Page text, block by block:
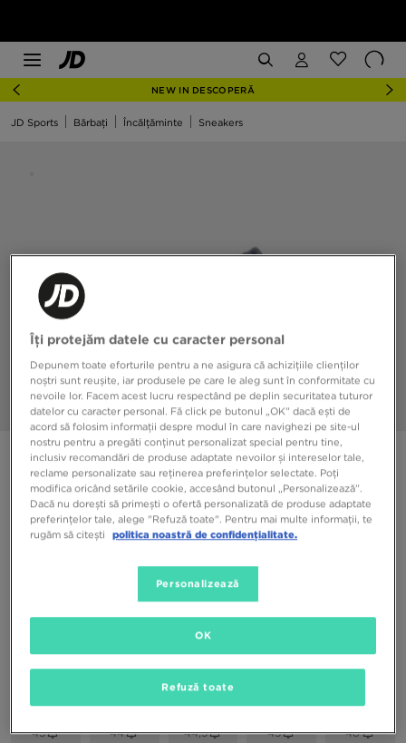
NEW IN DESCOPERĂ
JD Sports Bărbați Încălțăminte Sneakers
LACOSTE CARNABY PRO 124 2 SMA
299,99 RON
41
43 44 44,5 45 46
Îți protejăm datele cu caracter personal
Depunem toate eforturile pentru a ne asigura că achizițiile clienților
noștri sunt reușite, iar produsele pe care le aleg sunt în conformitate cu
nevoile lor. Facem acest lucru respectând pe deplin securitatea tuturor
datelor cu caracter personal. Fă click pe butonul „OK” dacă ești de
acord să folosim informații despre modul în care navighezi pe site-ul
nostru pentru a pregăti conținut personalizat special pentru tine,
inclusiv recomandări de produse adaptate nevoilor și intereselor tale,
reclame personalizate sau reținerea preferințelor selectate. Poți
modifica oricând setările cookie, accesând butonul „Personalizează”.
Dacă nu dorești să primești o ofertă personalizată de produse adaptate
preferințelor tale, alege "Refuză toate". Pentru mai multe informații, te
rugăm să citești
politica noastră de confidențialitate.
Personalizează
Refuză toate
OK